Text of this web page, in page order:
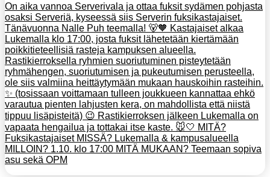
On aika vannoa Serverivala ja ottaa fuksit sydämen pohjasta
osaksi Serveriä, kyseessä siis Serverin fuksikastajaiset.
Tänävuonna Nalle Puh teemalla! 🐻🧡 Kastajaiset alkaa
Lukemalla klo 17:00, josta fuksit lähetetään kiertämään
poikkitieteellisiä rasteja kampuksen alueella.
Rastikierroksella ryhmien suoriutuminen pisteytetään
ryhmähengen, suoriutumisen ja pukeutumisen perusteella,
ole siis valmiina heittäytymään mukaan hauskoihin rasteihin.
✨ (tosissaan voittamaan tulleen joukkueen kannattaa ehkö
varautua pienten lahjusten kera, on mahdollista että niistä
tippuu lisäpisteitä) 😉 Rastikierroksen jälkeen Lukemalla on
vapaata hengailua ja tottakai itse kaste. 🐭🤍 MITÄ?
Fuksikastajaiset MISSÄ? Lukemalla & kampusalueella
MILLOIN? 1.10. klo 17:00 MITÄ MUKAAN? Teemaan sopiva
asu sekä OPM